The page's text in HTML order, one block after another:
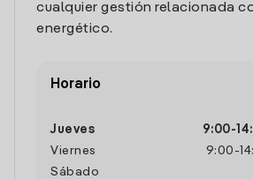
cualquier gestión relacionada
energético.
Horario
Jueves 9:00-
Viernes
9:00 -
Sábado